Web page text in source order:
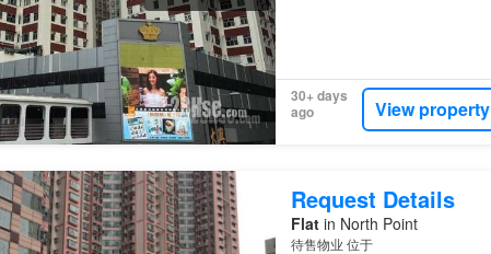
30+ days
ago
View property
Request Details
Flatin North Point
待售物业 位于